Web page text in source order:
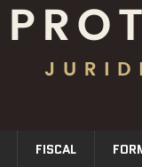
FISCAL